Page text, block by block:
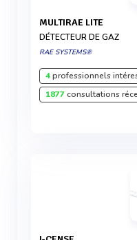
MULTIRAE LITE
DÉTECTEUR DE GAZ
RAE SYSTEMS®
4professionnels
1877consultations